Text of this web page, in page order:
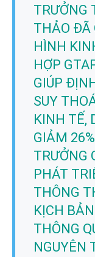
TRƯỞNG
THẢO ĐÃ
HÌNH
HỢP
GIÚP
SUY
KINH TẾ,
GIẢM
TRƯỞNG
PHÁT
THÔNG
KỊCH
THÔNG
NGUYÊN